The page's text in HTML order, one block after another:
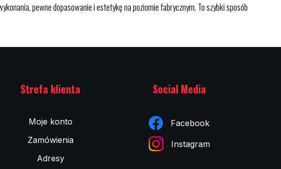
pewne dopasowanie i estetykę na poziomie fabrycznym. To szybki sposób
Strefa klienta
Moje konto
Zamówienia
Adresy
Social Media
Facebook
Instagram